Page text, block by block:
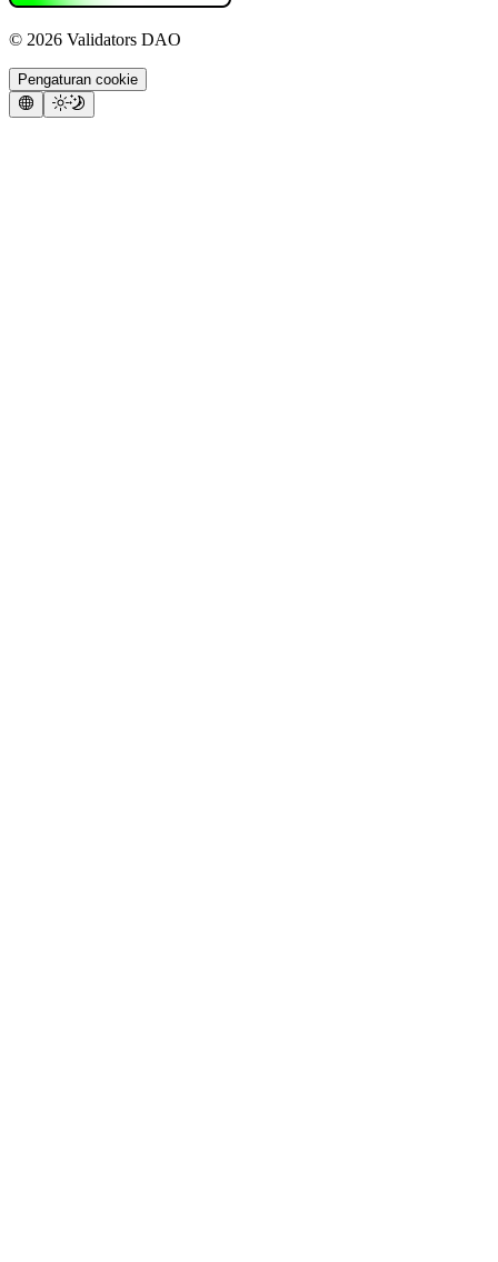
© 2026 Validators DAO
Pengaturan cookie